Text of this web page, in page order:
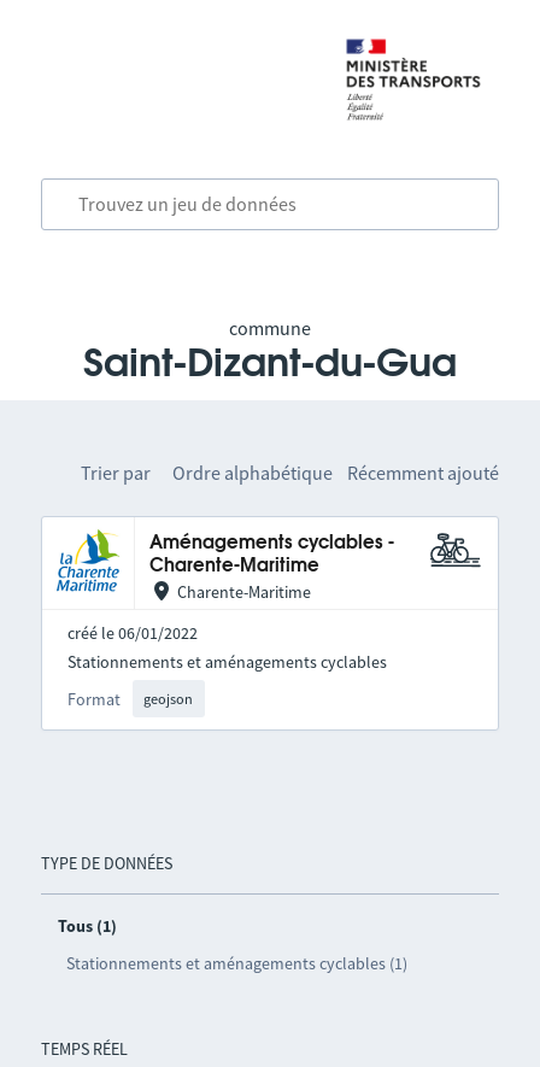
commune
Saint-Dizant-du-Gua
TYPE DE DONNÉES
Tous (1)
Stationnements et aménagements cyclables (1)
TEMPS RÉEL
Trier par Ordre alphabétique Récemment ajouté
Aménagements cyclables -
Charente-Maritime
Charente-Maritime
créé le 06/01/2022
Format geojson
Stationnements et aménagements cyclables